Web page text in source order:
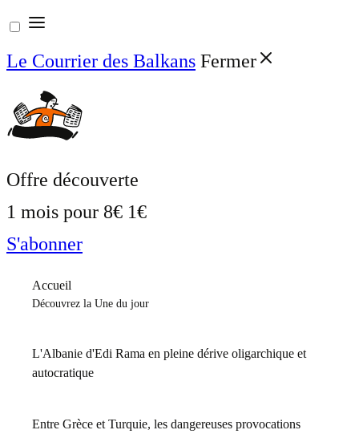
Aller
au
contenu
Le Courrier des Balkans Fermer
Offre découverte
1 mois pour 8€ 1€
S'abonner
Accueil
Découvrez la Une du jour
L'Albanie d'Edi Rama en pleine dérive oligarchique et
autocratique
Entre Grèce et Turquie, les dangereuses provocations